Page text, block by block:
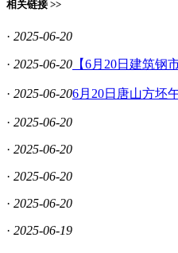
相关链接 >>
· 2025-06-20
· 2025-06-20 【6月20日建筑钢
· 2025-06-206月20日唐山方坯
· 2025-06-20
· 2025-06-20
· 2025-06-20
· 2025-06-20
· 2025-06-19